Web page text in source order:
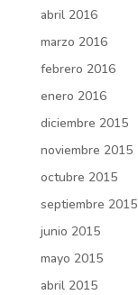
abril 2016
marzo 2016
febrero 2016
enero 2016
diciembre 2015
noviembre 2015
octubre 2015
septiembre 2015
junio 2015
mayo 2015
abril 2015